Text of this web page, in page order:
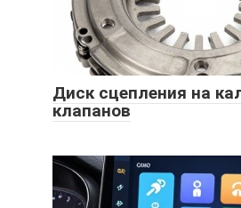
Диск сцепления на
клапанов